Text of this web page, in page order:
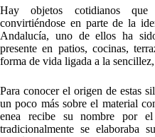
Hay objetos cotidianos
convirtiéndose en parte de la
Andalucía, uno de ellos ha
presente en patios, cocinas,
forma de vida ligada a la
Para conocer el origen de estas
un poco más sobre el material
enea recibe su nombre por
tradicionalmente se elaboraba